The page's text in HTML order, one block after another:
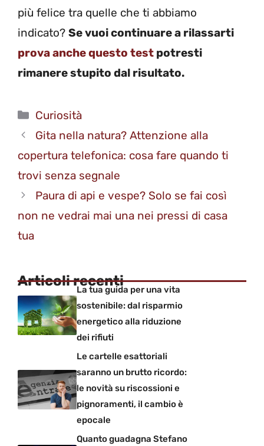
più felice tra quelle che ti abbiamo
indicato? Se vuoi continuare a rilassarti
prova anche questo test potresti
rimanere stupito dal risultato.
Categorie
Curiosità
Gita nella natura? Attenzione alla
copertura telefonica: cosa fare quando ti
trovi senza segnale
Paura di api e vespe? Solo se fai così
non ne vedrai mai una nei pressi di casa
tua
Articoli recenti
La tua guida per una vita
sostenibile: dal risparmio
energetico alla riduzione
dei rifiuti
Le cartelle esattoriali
saranno un brutto ricordo:
le novità su riscossioni e
pignoramenti, il cambio è
epocale
Quanto guadagna Stefano